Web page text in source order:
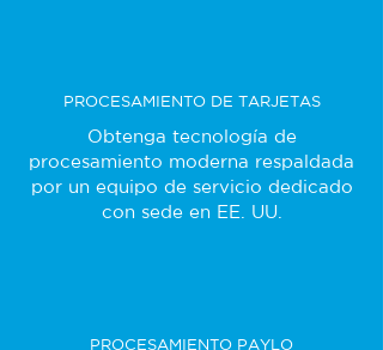
PROCESAMIENTO DE TARJETAS
Obtenga tecnología de
procesamiento moderna respaldada
por un equipo de servicio dedicado
con sede en EE. UU.
PROCESAMIENTO PAYLO